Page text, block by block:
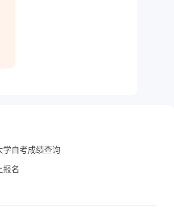
学自考成绩查询
报名